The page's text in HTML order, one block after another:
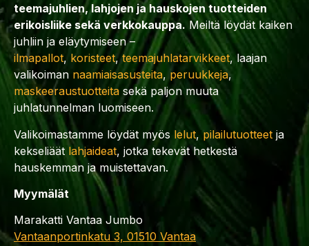
teemajuhlien, lahjojen ja hauskojen tuotteiden
erikoisliike sekä verkkokauppa. Meiltä löydät kaiken
juhliin ja eläytymiseen –
ilmapallot, koristeet,teemajuhlatarvikkeet, laajan
valikoiman naamiaisasusteita, peruukkeja,
maskeeraustuotteita sekä paljon muuta
juhlatunnelman luomiseen.
Valikoimastamme löydät myös lelut,pilailutuotteet ja
kekseliäät lahjaideat, jotka tekevät hetkestä
hauskemman ja muistettavan.
Myymälät
Marakatti Vantaa Jumbo
Vantaanportinkatu 3, 01510 Vantaa